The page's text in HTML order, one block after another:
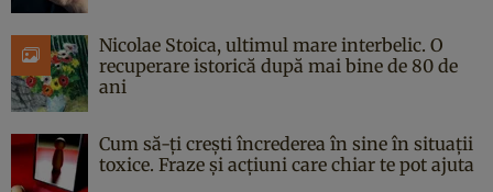
Nicolae Stoica, ultimul mare interbelic. O
recuperare istorică după mai bine de 80 de
ani
Cum să-ți crești încrederea în sine în situații
toxice. Fraze și acțiuni care chiar te pot ajuta